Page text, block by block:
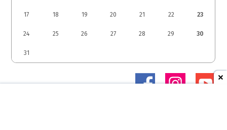
17 18 19 20 21 22 23
24 25 26 27 28 29 30
31